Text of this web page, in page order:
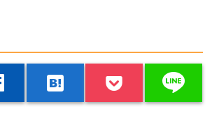
hatenabookmark line